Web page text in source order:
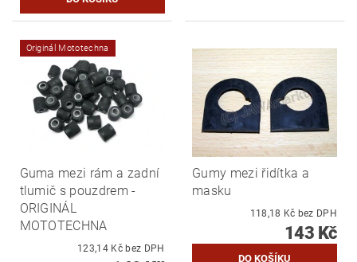
Originál Mototechna
Guma mezi rám a zadní
tlumič s pouzdrem -
ORIGINÁL
MOTOTECHNA
123,14 Kč bez DPH
Gumy mezi řidítka a
masku
118,18 Kč bez DPH
143 Kč